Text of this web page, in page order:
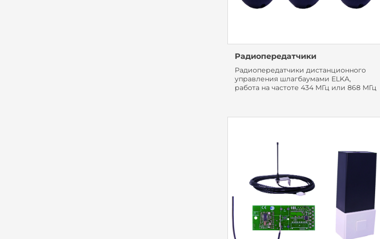
Радиопередатчики
Радиопередатчики дистанционного
управления шлагбаумами ELKA,
работа на частоте 434 МГц или 868 МГц